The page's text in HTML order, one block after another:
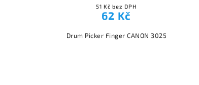
51 Kč bez DPH
62 Kč
Drum Picker Finger CANON 3025